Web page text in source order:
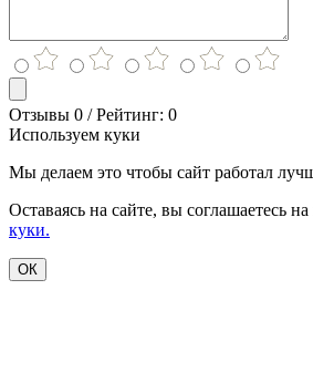
Отзывы 0 / Рейтинг: 0
Используем куки
Мы делаем это чтобы сайт работал
Оставаясь на сайте, вы соглашаетесь
куки.
ОК